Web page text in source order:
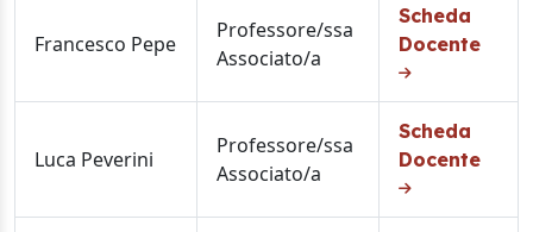
Francesco Pepe
Professore/ssa
Associato/a
Scheda
Docente
Luca Peverini
Professore/ssa
Associato/a
Scheda
Docente